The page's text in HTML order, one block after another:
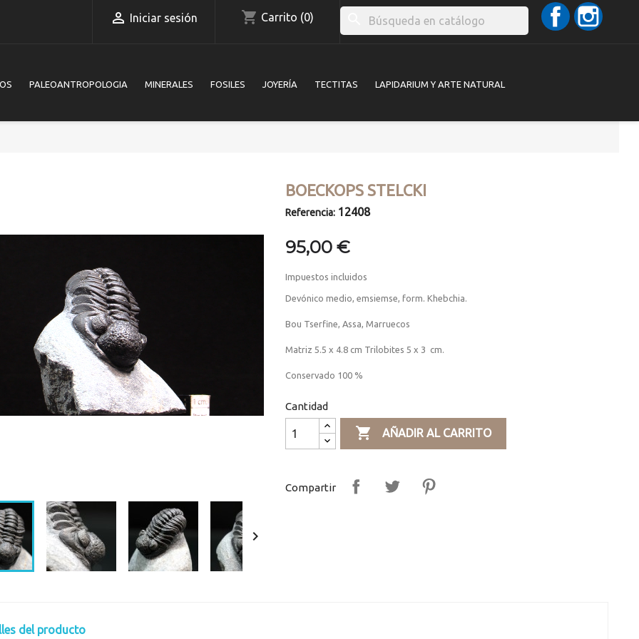
 Iniciar sesión shopping_cart Carrito (0)
Facebook
PALEOANTROPOLOGIA MINERALES FOSILES JOYERÍA TECTITAS LAPIDARIUM Y ARTE NATURAL

BOECKOPS STELCKI
Referencia: 12408
95,00 €
Impuestos incluidos
Devónico medio, emsiemse, form. Khebchia.
Bou Tserfine, Assa, Marruecos
Matriz 5.5 x 4.8 cm Trilobites 5 x 3 cm.
Conservado 100 %
Cantidad
 AÑADIR AL CARRITO
Compartir
del producto